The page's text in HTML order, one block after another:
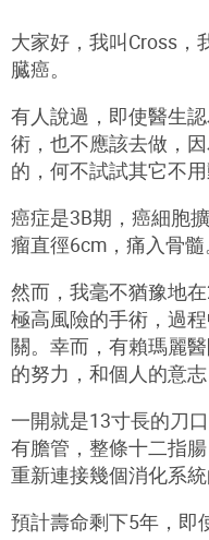
大家好，我叫Cross，
臓癌。
有人說過，即使醫生
術，也不應該去做，
的，何不試試其它不
癌症是3B期，癌細胞
瘤直徑6cm，痛入⻣髓
然而，我毫不猶豫地
極高風險的手術，過
關。幸而，有賴瑪麗
的努力，和個人的意志
一開就是13寸長的刀
有膽管，整條十二指
重新連接幾個消化系統
預計壽命剩下5年，即